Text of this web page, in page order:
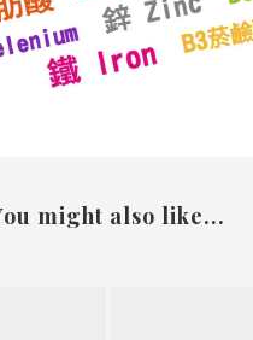
might also like...